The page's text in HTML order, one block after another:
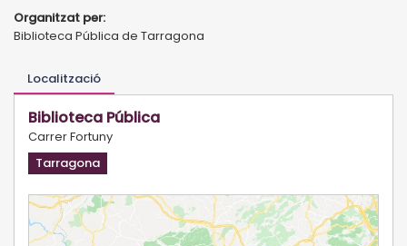
Organitzat per:
Biblioteca Pública de Tarragona
Localització
Biblioteca Pública
Carrer Fortuny
Tarragona